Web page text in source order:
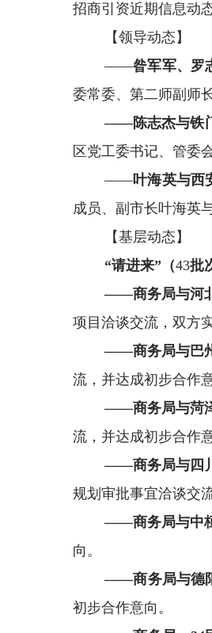
招商引资近期信息动
【领导动态】
——昝军军、罗
委常委、第二师副师
——陈志杰与铁
区党工委书记、管委
——叶海英与西
成员、副市长叶海英
【基层动态】
“请进来”（43批
——商务局与河
项目洽谈交流， 双方
——商务局与巴
流，并达成初步合作意
——商务局与菏
流， 并达成初步合作
——商务局与四
规划审批事宜洽谈交流
——商务局与中
向。
——商务局与德
初步合作意向。